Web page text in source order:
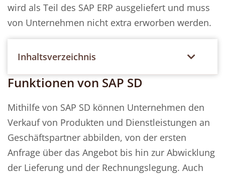
wird als Teil des SAP ERP ausgeliefert und muss
von Unternehmen nicht extra erworben werden.
Inhaltsverzeichnis
Funktionen von SAP SD
Mithilfe von SAP SD können Unternehmen den
Verkauf von Produkten und Dienstleistungen an
Geschäftspartner abbilden, von der ersten
Anfrage über das Angebot bis hin zur Abwicklung
der Lieferung und der Rechnungslegung. Auch